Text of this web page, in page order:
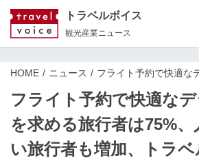
トラベルボイス
観光産業ニュース
HOME ニュース フライト予約で快適な
フライト予約で快適な
を求める旅行者は75%、
い旅行者も増加、トラ